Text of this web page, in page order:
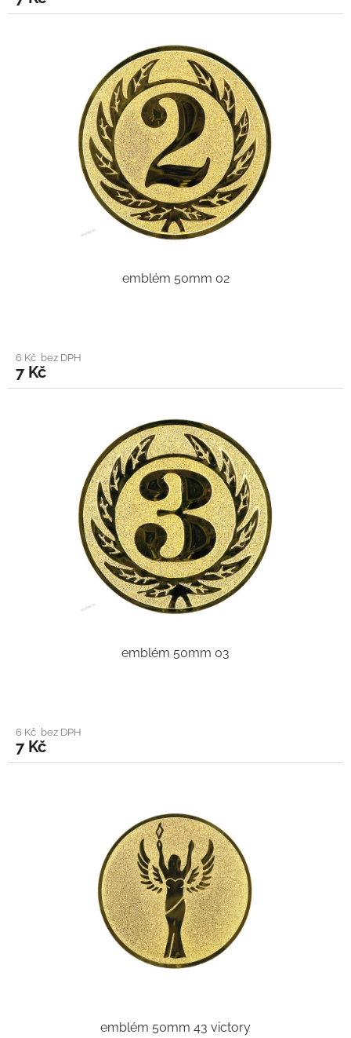
emblém 50mm 02
6 Kč bez DPH
7 Kč
emblém 50mm 03
6 Kč bez DPH
7 Kč
emblém 50mm 43 victory